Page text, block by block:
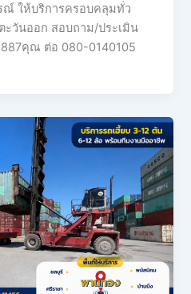
ให้บริการครอบคลุมทั่ว
วันออก สอบถาม/ประเมิน
คุณ ต่อ 080-0140105